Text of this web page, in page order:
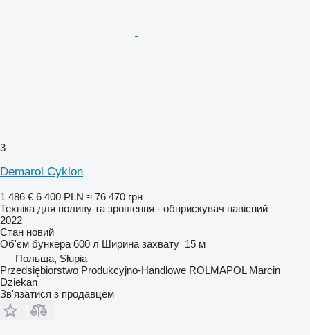
3
Demarol Cyklon
1 486 € 6 400 PLN ≈ 76 470 грн
Техніка для поливу та зрошення - обприскувач навісний
2022
Стан новий
Об'єм бункера 600 л Ширина захвату 15 м
Польща, Słupia
Przedsiębiorstwo Produkcyjno-Handlowe ROLMAPOL Marcin
Dziekan
Зв'язатися з продавцем